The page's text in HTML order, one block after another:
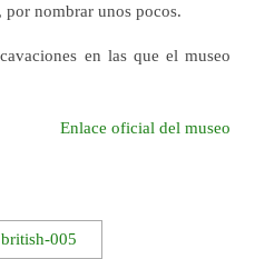
nombrar unos pocos.
en las que el museo
Enlace oficial del museo